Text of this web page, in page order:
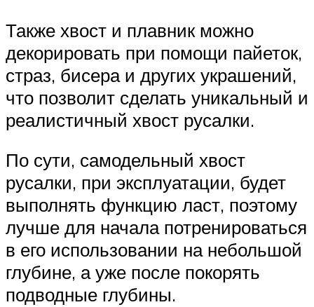
Также хвост и плавник можно
декорировать при помощи пайеток,
страз, бисера и других украшений,
что позволит сделать уникальный и
реалистичный хвост русалки.
По сути, самодельный хвост
русалки, при эксплуатации, будет
выполнять функцию ласт, поэтому
лучше для начала потренироваться
в его использовании на небольшой
глубине, а уже после покорять
подводные глубины.